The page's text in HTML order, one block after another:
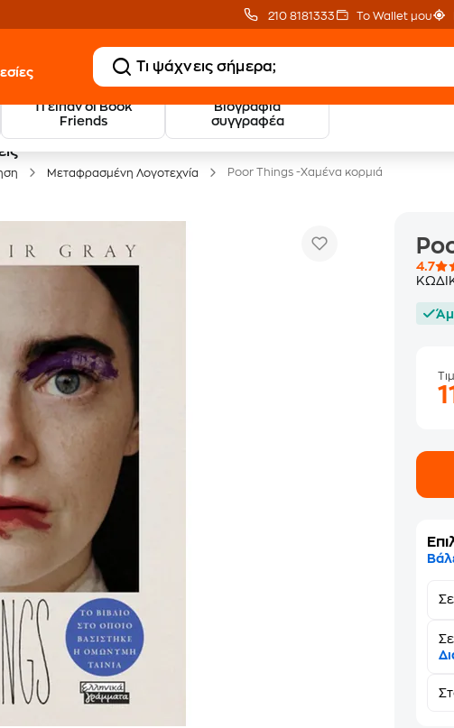
210 8181333 Το Wallet μου
Τι είπαν οι Book
Friends
Βιογραφία
συγγραφέα
20 € Public επιστροφή
με Snappi με Public+ Delivery
Μεταφρασμένη Λογοτεχνία Poor Things -Χαμένα κορμιά
4.7